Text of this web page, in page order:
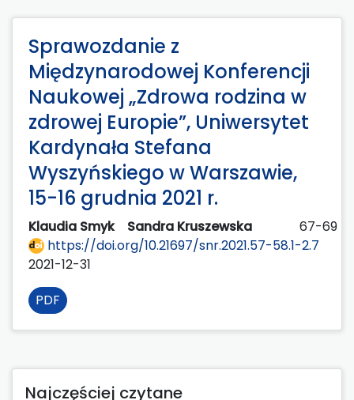
Sprawozdanie z
Międzynarodowej Konferencji
Naukowej „Zdrowa rodzina w
zdrowej Europie”, Uniwersytet
Kardynała Stefana
Wyszyńskiego w Warszawie,
15-16 grudnia 2021 r.
Klaudia Smyk Sandra Kruszewska
67-69
https://doi.org/10.21697/snr.2021.57-58.1-2.7
2021-12-31
PDF
Najczęściej czytane